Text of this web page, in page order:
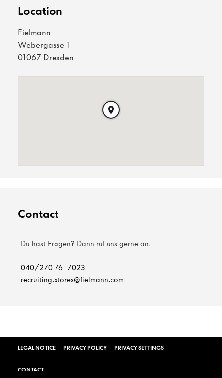
Location
Fielmann
Webergasse 1
01067 Dresden
Contact
Du hast Fragen? Dann ruf uns gerne an.
040/270 76-7023
recruiting.stores@fielmann.com
LEGAL NOTICE PRIVACY POLICY PRIVACY SETTINGS
CONTACT